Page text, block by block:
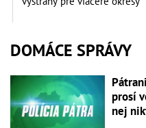
DOMÁCE SPRÁVY
prosí
nej